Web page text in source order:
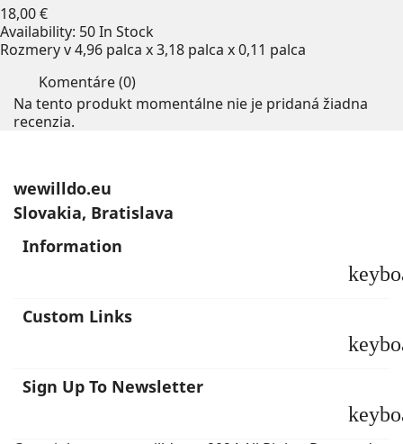
Cena
18,00 €
Availability: 50 In Stock
Rozmery v 4,96 palca x 3,18 palca x 0,11 palca
Komentáre (0)
Na tento produkt momentálne nie je pridaná žiadna
recenzia.
wewilldo.eu
Slovakia, Bratislava
Information
Custom Links
Sign Up To Newsletter